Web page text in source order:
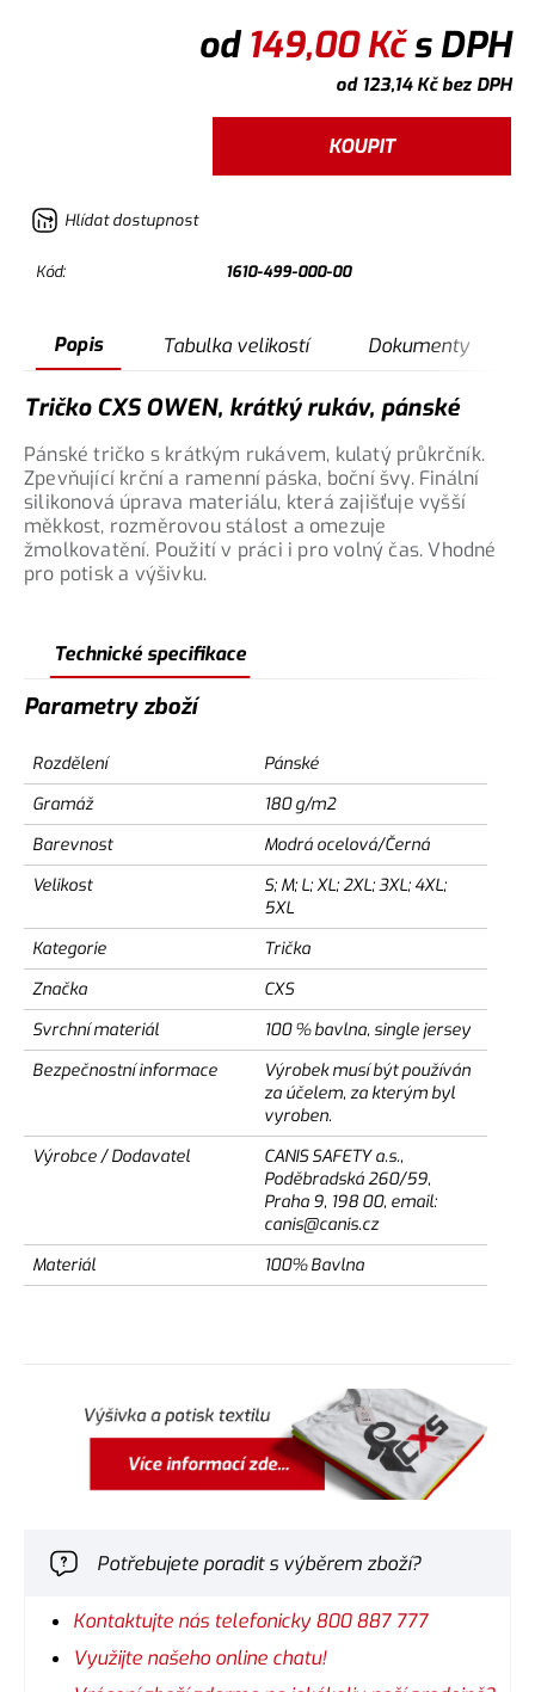
od149,00Kčs DPH
od 123,14Kčbez DPH
KOUPIT
Hlídat dostupnost
Kód: 1610-499-000-00
Popis Tabulka velikostí Dokumenty
Tričko CXS OWEN, krátký rukáv, pánské
Pánské tričko s krátkým rukávem, kulatý průkrčník.
Zpevňující krční a ramenní páska, boční švy. Finální
silikonová úprava materiálu, která zajišťuje vyšší
měkkost, rozměrovou stálost a omezuje
žmolkovatění. Použití v práci i pro volný čas. Vhodné
pro potisk a výšivku.
Technické specifikace
Parametry zboží
Rozdělení
Pánské
Gramáž
180 g/m2
Barevnost
Modrá ocelová/Černá
Velikost
S; M; L; XL; 2XL; 3XL; 4XL;
5XL
Kategorie
Trička
Značka
CXS
Svrchní materiál
100 % bavlna, single jersey
Bezpečnostní informace
Výrobek musí být používán
za účelem, za kterým byl
vyroben.
Výrobce / Dodavatel
CANIS SAFETY a.s.,
Poděbradská 260/59,
Praha 9, 198 00, email:
canis@canis.cz
Materiál
100% Bavlna
Potřebujete poradit s výběrem zboží?
Kontaktujte nás telefonicky 800 887 777
Využijte našeho online chatu!